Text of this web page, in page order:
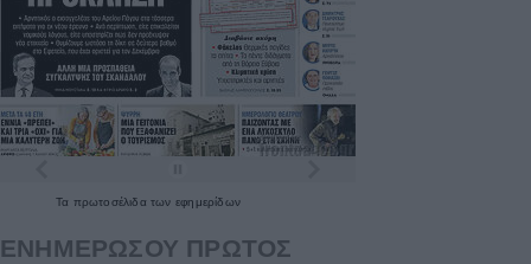
Τα πρωτοσέλιδατων εφημερίδων
ΕΝΗΜΕΡΩΣΟΥ ΠΡΩΤΟΣ